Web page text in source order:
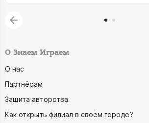
О Знаем Играем
О нас
Партнёрам
Защита авторства
Как открыть филиал в своём городе?